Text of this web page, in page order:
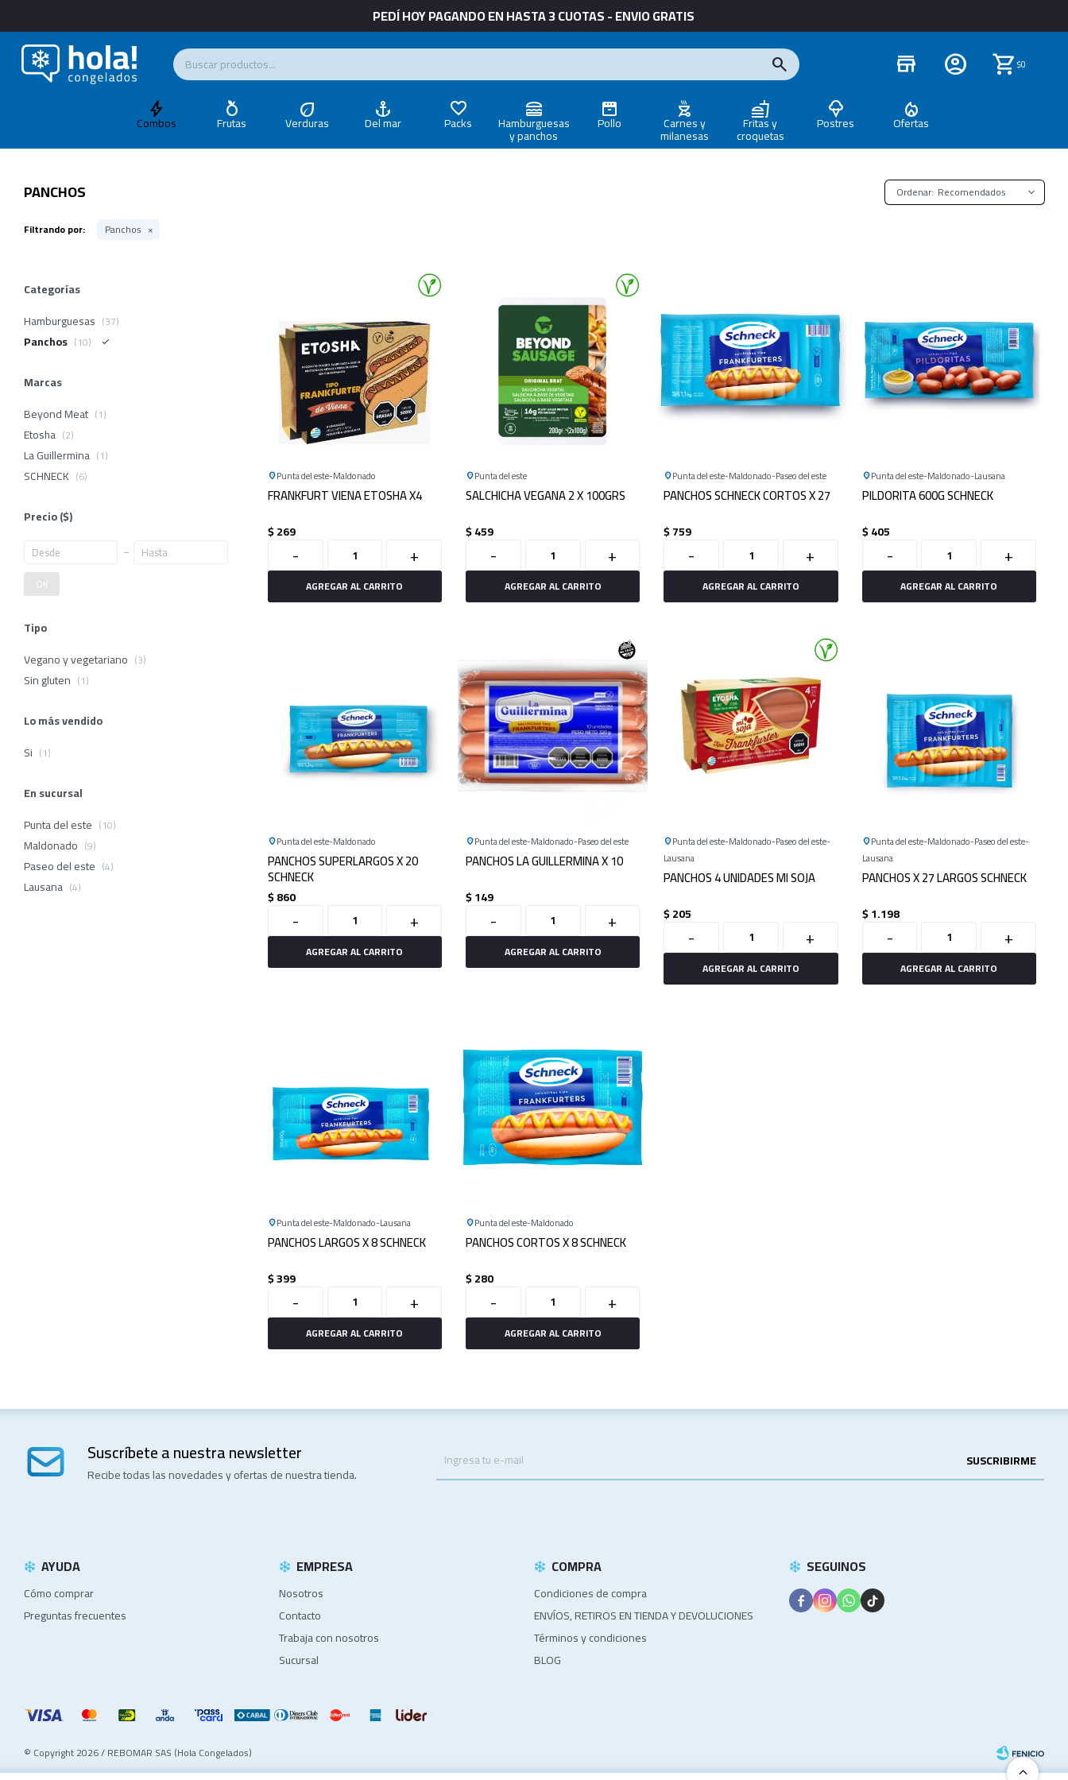
PEDÍ HOY PAGANDO EN HASTA 3 CUOTAS - ENVIO GRATIS
store $0
Combos Frutas Verduras Del mar Packs Hamburguesas
y panchos
Pollo Carnes y
milanesas
Fritas y
croquetas
Postres Ofertas
PANCHOS Recomendados
Filtrando por: Panchos
Punta del este Maldonado
FRANKFURT VIENA ETOSHA X4
$269
- +
Punta del este
SALCHICHA VEGANA 2 X 100GRS
$459
- +
Punta del este Maldonado Paseo del este
PANCHOS SCHNECK CORTOS X 27
$759
- +
Punta del este Maldonado Lausana
PILDORITA 600G SCHNECK
$405
- +
Punta del este Maldonado
PANCHOS SUPERLARGOS X 20
SCHNECK
$860
- +
Punta del este Maldonado Paseo del este
PANCHOS LA GUILLERMINA X 10
$149
- +
Punta del este Maldonado Paseo del este
Lausana
PANCHOS 4 UNIDADES MI SOJA
$205
- +
Punta del este Maldonado Paseo del este
Lausana
PANCHOS X 27 LARGOS SCHNECK
$1.198
- +
Punta del este Maldonado Lausana
PANCHOS LARGOS X 8 SCHNECK
$399
- +
Punta del este Maldonado
PANCHOS CORTOS X 8 SCHNECK
$280
- +
Categorías
Hamburguesas (37)
Panchos (10)
Marcas
Beyond Meat (1)
Etosha (2)
La Guillermina (1)
SCHNECK (6)
Precio($)
OK
Tipo
Vegano y vegetariano (3)
Sin gluten (1)
Lo más vendido
Si (1)
En sucursal
Punta del este (10)
Maldonado (9)
Paseo del este (4)
Lausana (4)
Suscríbete a nuestra newsletter
Recibe todas las novedades y ofertas de nuestra tienda.
SUSCRIBIRME
AYUDA
Cómo comprar
Preguntas frecuentes
EMPRESA
Nosotros
Contacto
Trabaja con nosotros
Sucursal
COMPRA
Condiciones de compra
ENVÍOS, RETIROS EN TIENDA Y DEVOLUCIONES
Términos y condiciones
BLOG
SEGUINOS
   
© Copyright 2026 / REBOMAR SAS (Hola Congelados)